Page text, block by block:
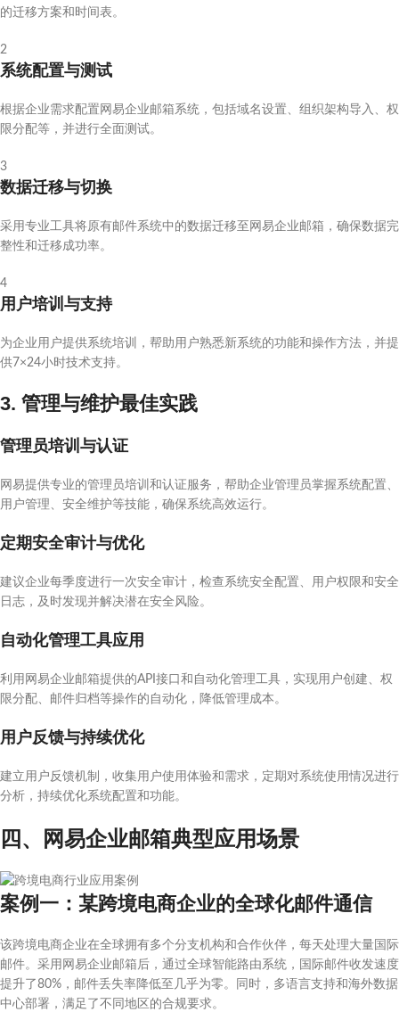
的迁移方案和时间表。
2
系统配置与测试
根据企业需求配置网易企业邮箱系统，包括域名设置、组织架构导入、权
限分配等，并进行全面测试。
3
数据迁移与切换
采用专业工具将原有邮件系统中的数据迁移至网易企业邮箱，确保数据完
整性和迁移成功率。
4
用户培训与支持
为企业用户提供系统培训，帮助用户熟悉新系统的功能和操作方法，并提
供7×24小时技术支持。
3. 管理与维护最佳实践
管理员培训与认证
网易提供专业的管理员培训和认证服务，帮助企业管理员掌握系统配置、
用户管理、安全维护等技能，确保系统高效运行。
定期安全审计与优化
建议企业每季度进行一次安全审计，检查系统安全配置、用户权限和安全
日志，及时发现并解决潜在安全风险。
自动化管理工具应用
利用网易企业邮箱提供的API接口和自动化管理工具，实现用户创建、权
限分配、邮件归档等操作的自动化，降低管理成本。
用户反馈与持续优化
建立用户反馈机制，收集用户使用体验和需求，定期对系统使用情况进行
分析，持续优化系统配置和功能。
四、网易企业邮箱典型应用场景
案例一：某跨境电商企业的全球化邮件通信
该跨境电商企业在全球拥有多个分支机构和合作伙伴，每天处理大量国际
邮件。采用网易企业邮箱后，通过全球智能路由系统，国际邮件收发速度
提升了80%，邮件丢失率降低至几乎为零。同时，多语言支持和海外数据
中心部署，满足了不同地区的合规要求。